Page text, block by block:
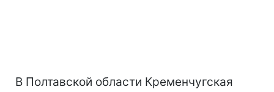
В Полтавской области Кременчугская